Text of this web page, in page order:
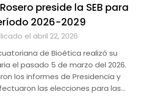
preside la SEB para
2026-2029
el abril 22, 2026
de Bioética realizó su
el pasado 5 de marzo del 2026.
los informes de Presidencia y
las elecciones para las…